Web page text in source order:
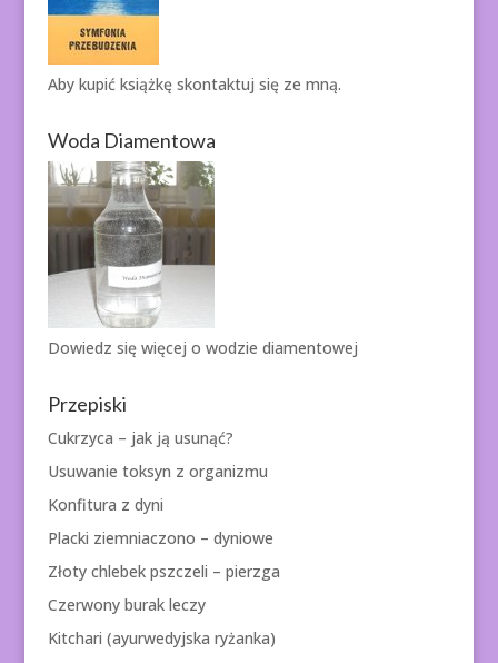
Aby kupić książkę skontaktuj się ze mną.
Woda Diamentowa
Dowiedz się więcej o wodzie diamentowej
Przepiski
Cukrzyca – jak ją usunąć?
Usuwanie toksyn z organizmu
Konfitura z dyni
Placki ziemniaczono – dyniowe
Złoty chlebek pszczeli – pierzga
Czerwony burak leczy
Kitchari (ayurwedyjska ryżanka)